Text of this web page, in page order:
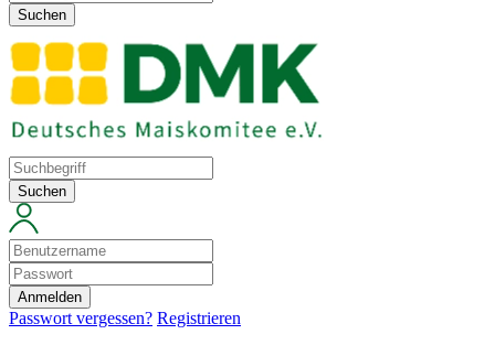
Suchen
Suchen
Anmelden
Passwort vergessen? Registrieren